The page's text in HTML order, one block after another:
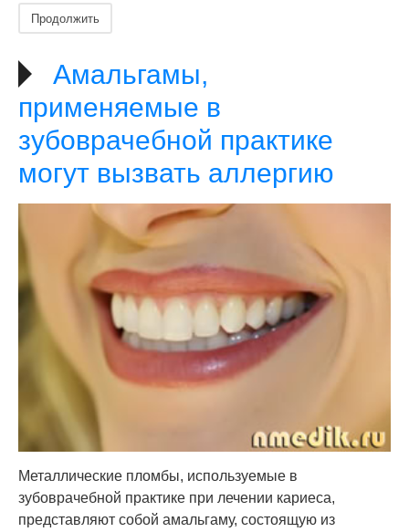
Продолжить
Амальгамы,
применяемые в
зубоврачебной практике
могут вызвать аллергию
Металлические пломбы, используемые в
зубоврачебной практике при лечении кариеса,
представляют собой амальгаму, состоящую из